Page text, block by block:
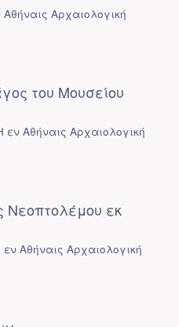
Αθήναις Αρχαιολογική
του Μουσείου
εν Αθήναις Αρχαιολογική
Νεοπτολέμου εκ
εν Αθήναις Αρχαιολογική